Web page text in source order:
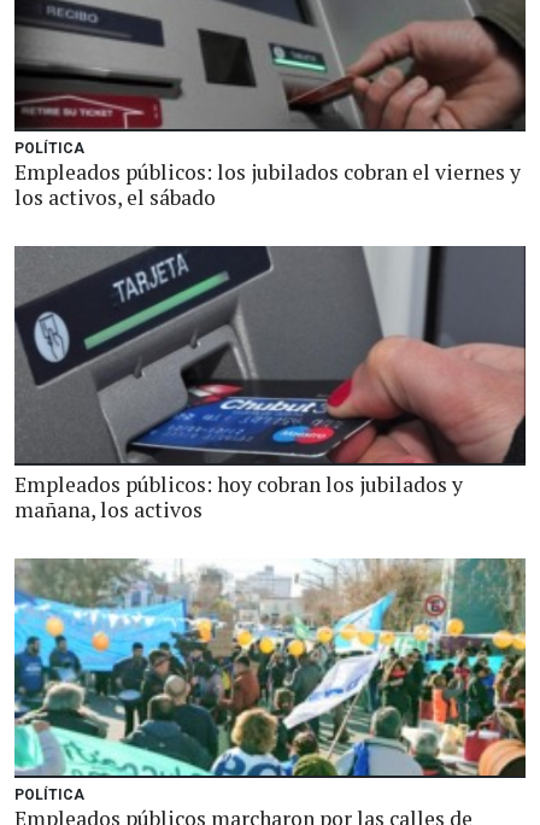
POLÍTICA
Empleados públicos: los jubilados cobran el viernes y
los activos, el sábado
Empleados públicos: hoy cobran los jubilados y
mañana, los activos
POLÍTICA
Empleados públicos marcharon por las calles de